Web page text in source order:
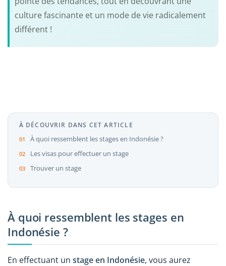
culture fascinante et un mode de vie radicalement
différent !
À DÉCOUVRIR DANS CET ARTICLE
À quoi ressemblent les stages en Indonésie ?
Les visas pour effectuer un stage
Trouver un stage
À quoi ressemblent les stages en
Indonésie ?
En effectuant un stage en Indonésie, vous aurez